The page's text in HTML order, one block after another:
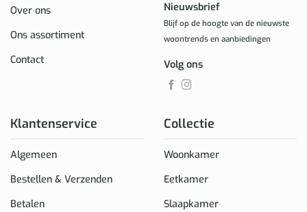
Over ons
Ons assortiment
Contact
Klantenservice
Algemeen
Bestellen & Verzenden
Betalen
Collectie
Woonkamer
Eetkamer
Slaapkamer
Nieuwsbrief
Blijf op de hoogte van de nieuwste
woontrends en aanbiedingen
Volg ons